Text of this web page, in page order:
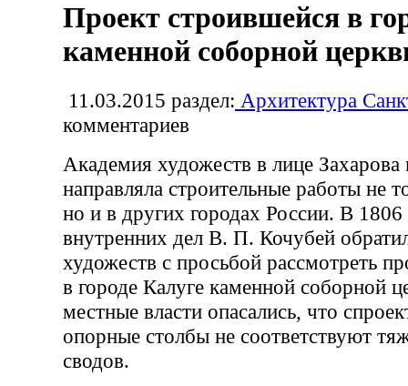
Проект строившейся в
каменной соборной
11.03.2015 раздел: Архитектура
комментариев
Академия художеств в лице Захарова
направляла строительные работы не
но и в других городах России. В
внутренних дел В. П. Кочубей
художеств с просьбой рассмотреть
в городе Калуге каменной соборной
местные власти опасались, что
опорные столбы не соответствуют
сводов.